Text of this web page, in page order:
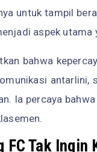
untuk tampil
aspek
bahwa
Ia percaya
FC Tak